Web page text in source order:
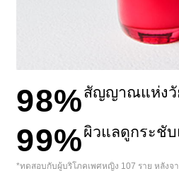
98%สัญญาณแห่งวั
99%ผิวแลดูกระชั
*ทดสอบกับผู้บริโภคเพศหญิง 107 ราย หลังจ